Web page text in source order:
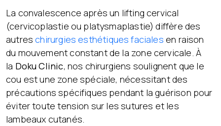
La convalescence après un lifting cervical
(cervicoplastie ou platysmaplastie) diffère des
autreschirurgies esthétiques faciales en raison
du mouvement constant de la zone cervicale. À
la Doku Clinic, nos chirurgiens soulignent que le
cou est une zone spéciale, nécessitant des
précautions spécifiques pendant la guérison pour
éviter toute tension sur les sutures et les
lambeaux cutanés.